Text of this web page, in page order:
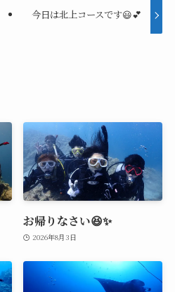
今日は北上コースです😃💕
お帰りなさい😆✨
2026年8月3日